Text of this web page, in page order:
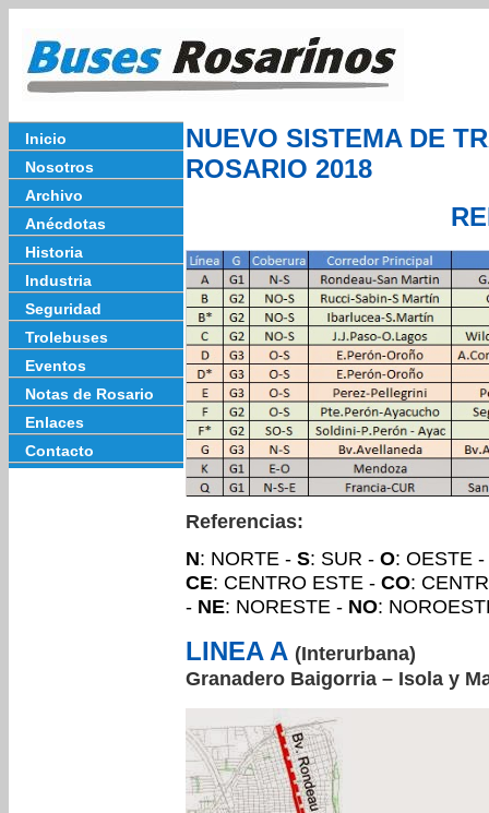
Inicio
Nosotros
Archivo
Anécdotas
Historia
Industria
Seguridad
Trolebuses
Eventos
Notas de Rosario
Enlaces
Contacto
NUEVO SISTEMA DE
ROSARIO 2018
Referencias:
N: NORTE - S: SUR - O: OESTE -
CE: CENTRO ESTE - CO:
- NE: NORESTE - NO:
LINEA A (Interurbana)
Granadero Baigorria – Isola y